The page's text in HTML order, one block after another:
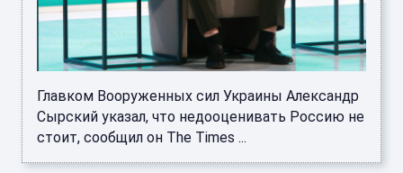
Главком Вооруженных сил Украины Александр
Сырский указал, что недооценивать Россию не
стоит, сообщил он The Times ...